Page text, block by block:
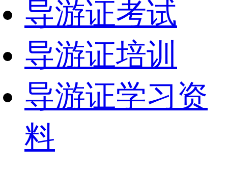
导游证考试
导游证培训
导游证学习资
料